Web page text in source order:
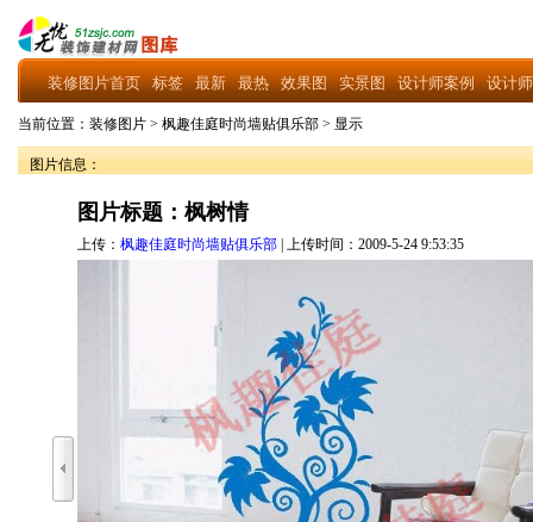
装修图片首页 标签 最新 最热 效果图 实景图 设计师案例 设计
当前位置： 装修图片 > 枫趣佳庭时尚墙贴俱乐部 > 显示
图片信息：
图片标题：枫树情
上传： 枫趣佳庭时尚墙贴俱乐部 | 上传时间：2009-5-24 9:53:35